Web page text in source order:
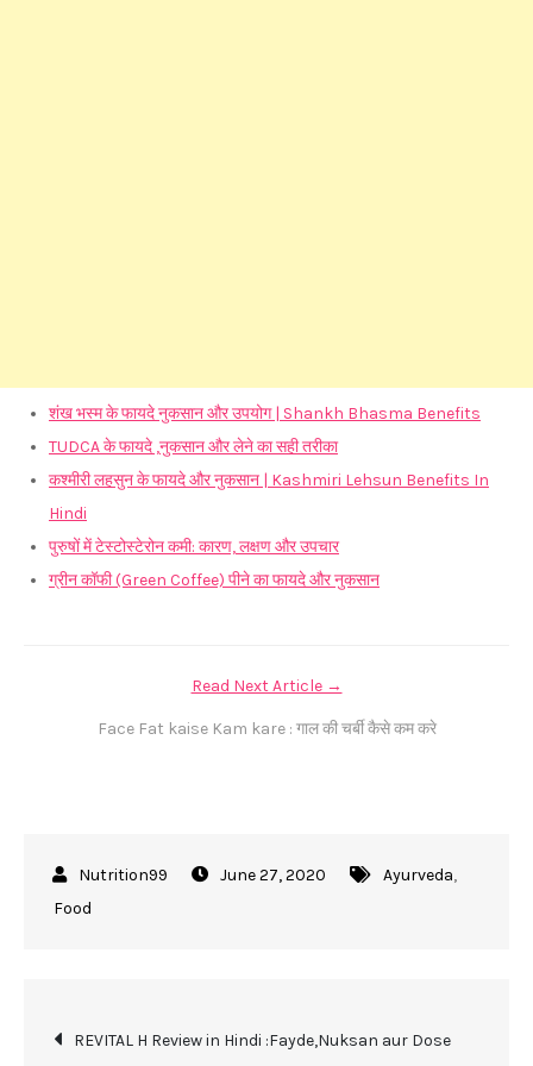
शंख भस्म के फायदे नुकसान और उपयोग | Shankh Bhasma Benefits
TUDCA के फायदे ,नुकसान और लेने का सही तरीका
कश्मीरी लहसुन के फायदे और नुकसान | Kashmiri Lehsun Benefits In
Hindi
पुरुषों में टेस्टोस्टेरोन कमी: कारण, लक्षण और उपचार
ग्रीन कॉफी (Green Coffee) पीने का फायदे और नुकसान
Read Next Article →
Face Fat kaise Kam kare : गाल की चर्बी कैसे कम करे
June 27, 2020 Ayurveda,
Food
Post
REVITAL H Review in Hindi :Fayde,Nuksan aur Dose